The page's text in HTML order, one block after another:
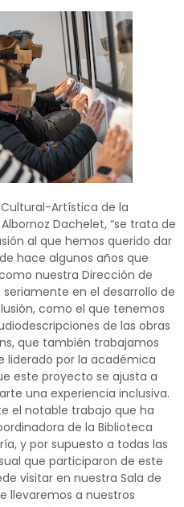
Artística de la
Dachelet, “se trata de
al que hemos querido dar
hace algunos años que
nuestra Dirección de
en el desarrollo de
como el que tenemos
de las obras
que también trabajamos
liderado por la académica
este proyecto se ajusta a
una experiencia inclusiva.
el notable trabajo que ha
de la Biblioteca
y por supuesto a todas las
que participaron de este
visitar en nuestra Sala de
llevaremos a nuestros